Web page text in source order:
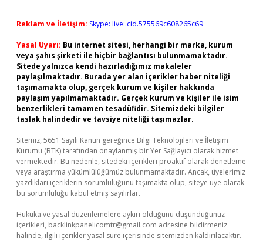
Reklam ve İletişim: Skype: live:.cid.575569c608265c69
Yasal Uyarı: Bu internet sitesi, herhangi bir marka, kurum
veya şahıs şirketi ile hiçbir bağlantısı bulunmamaktadır.
Sitede yalnızca kendi hazırladığımız makaleler
paylaşılmaktadır. Burada yer alan içerikler haber niteliği
taşımamakta olup, gerçek kurum ve kişiler hakkında
paylaşım yapılmamaktadır. Gerçek kurum ve kişiler ile isim
benzerlikleri tamamen tesadüfidir. Sitemizdeki bilgiler
taslak halindedir ve tavsiye niteliği taşımazlar.
Sitemiz, 5651 Sayılı Kanun gereğince Bilgi Teknolojileri ve İletişim
Kurumu (BTK) tarafından onaylanmış bir Yer Sağlayıcı olarak hizmet
vermektedir. Bu nedenle, sitedeki içerikleri proaktif olarak denetleme
veya araştırma yükümlülüğümüz bulunmamaktadır. Ancak, üyelerimiz
yazdıkları içeriklerin sorumluluğunu taşımakta olup, siteye üye olarak
bu sorumluluğu kabul etmiş sayılırlar.
Hukuka ve yasal düzenlemelere aykırı olduğunu düşündüğünüz
içerikleri, backlinkpanelicomtr@gmail.com adresine bildirmeniz
halinde, ilgili içerikler yasal süre içerisinde sitemizden kaldırılacaktır.